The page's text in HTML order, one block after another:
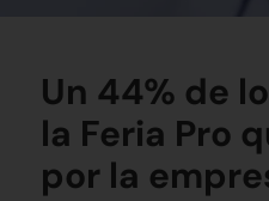
Un 44% de
la Feria Pro
por la